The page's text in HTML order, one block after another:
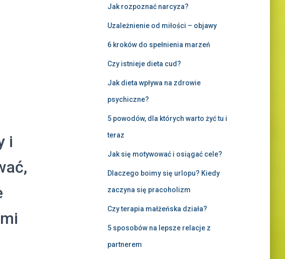
i
Jak rozpoznać narcyza?
Uzależnienie od miłości – objawy
6 kroków do spełnienia marzeń
Czy istnieje dieta cud?
Jak dieta wpływa na zdrowie
psychiczne?
5 powodów, dla których warto żyć tu i
teraz
Jak się motywować i osiągać cele?
Dlaczego boimy się urlopu? Kiedy
zaczyna się pracoholizm
Czy terapia małżeńska działa?
5 sposobów na lepsze relacje z
partnerem